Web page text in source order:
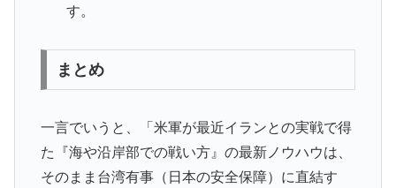
す。
まとめ
一言でいうと、「米軍が最近イランとの実戦で得
た『海や沿岸部での戦い方』の最新ノウハウは、
そのまま台湾有事（日本の安全保障）に直結す